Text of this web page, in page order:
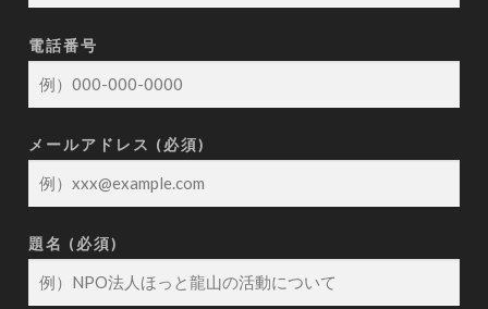
電話番号
メールアドレス (必須)
題名 (必須)